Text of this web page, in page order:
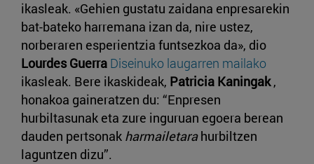
ikasleak. «Gehien gustatu zaidana enpresarekin
bat-bateko harremana izan da, nire ustez,
norberaren esperientzia funtsezkoa da», dio
Lourdes Guerra Diseinuko laugarren mailako
ikasleak. Bere ikaskideak, Patricia Kaningak,
honakoa gaineratzen du: “Enpresen
hurbiltasunak eta zure inguruan egoera berean
dauden pertsonak harmailetarahurbiltzen
laguntzen dizu”.